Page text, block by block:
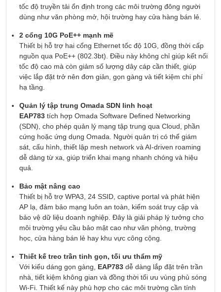
tốc độ truyền tải ổn định trong các môi trường đông người
dùng như văn phòng mở, hội trường hay cửa hàng bán lẻ.
2 cổng 10G PoE++ mạnh mẽ
Thiết bị hỗ trợ hai cổng Ethernet tốc độ 10G, đồng thời cấp
nguồn qua PoE++ (802.3bt). Điều này không chỉ giúp kết nối
tốc độ cao mà còn giảm số lượng dây cáp cần thiết, giúp
việc lắp đặt trở nên đơn giản, gọn gàng và tiết kiệm chi phí
hạ tầng.
Quản lý tập trung Omada SDN linh hoạt
EAP783 tích hợp Omada Software Defined Networking
(SDN), cho phép quản lý mạng tập trung qua Cloud, phần
cứng hoặc ứng dụng Omada. Người quản trị có thể giám
sát, cấu hình, thiết lập mesh network và AI-driven roaming
dễ dàng từ xa, giúp triển khai mạng nhanh chóng và hiệu
quả.
Bảo mật nâng cao
Thiết bị hỗ trợ WPA3, 24 SSID, captive portal và phát hiện
AP lạ, đảm bảo mạng luôn an toàn, kiểm soát truy cập và
bảo vệ dữ liệu doanh nghiệp. Đây là giải pháp lý tưởng cho
môi trường yêu cầu bảo mật cao như văn phòng, trường
học, cửa hàng bán lẻ hay khu vực công cộng.
Thiết kế treo trần tinh gọn, tối ưu thẩm mỹ
Với kiểu dáng gọn gàng, EAP783 dễ dàng lắp đặt trên trần
nhà, tiết kiệm không gian và đồng thời tối ưu vùng phủ sóng
Wi-Fi. Thiết kế này phù hợp cho các môi trường cần tính